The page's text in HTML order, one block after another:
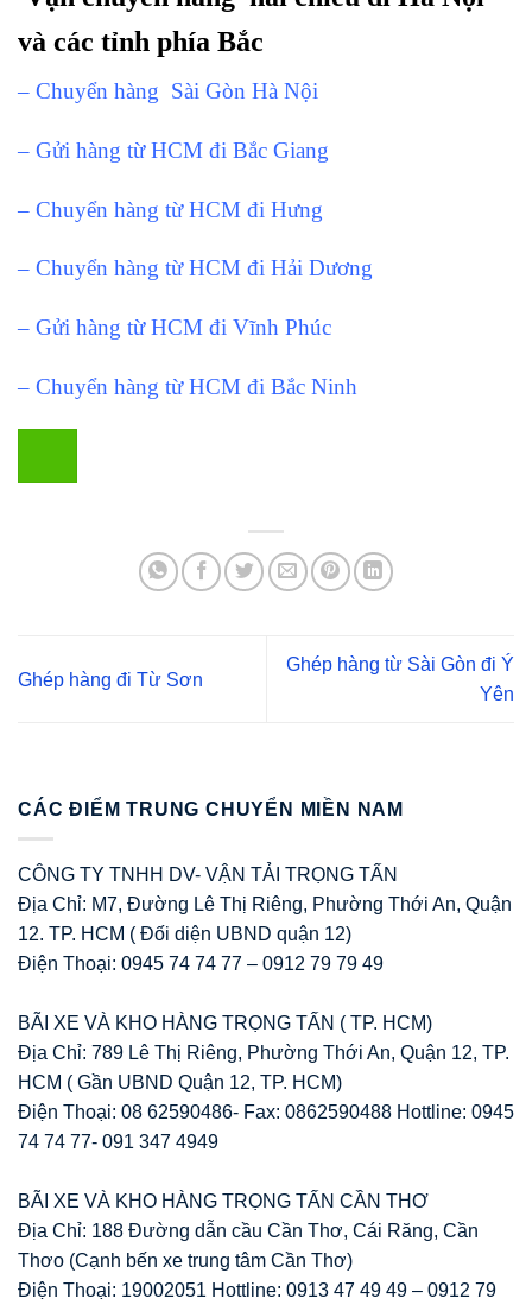
và các tỉnh phía Bắc
– Chuyển hàng Sài Gòn Hà Nội
– Gửi hàng từ HCM đi Bắc Giang
– Chuyển hàng từ HCM đi Hưng
– Chuyển hàng từ HCM đi Hải Dương
– Gửi hàng từ HCM đi Vĩnh Phúc
– Chuyển hàng từ HCM đi Bắc Ninh
Ghép hàng đi Từ Sơn
Ghép hàng từ Sài Gòn đi Ý
Yên
CÁC ĐIỂM TRUNG CHUYỂN MIỀN NAM
CÔNG TY TNHH DV- VẬN TẢI TRỌNG TẤN
Địa Chỉ: M7, Đường Lê Thị Riêng, Phường Thới An, Quận
12. TP. HCM ( Đối diện UBND quận 12)
Điện Thoại: 0945 74 74 77 – 0912 79 79 49
BÃI XE VÀ KHO HÀNG TRỌNG TẤN ( TP. HCM)
Địa Chỉ: 789 Lê Thị Riêng, Phường Thới An, Quận 12, TP.
HCM ( Gần UBND Quận 12, TP. HCM)
Điện Thoại: 08 62590486- Fax: 0862590488 Hottline: 0945
74 74 77- 091 347 4949
BÃI XE VÀ KHO HÀNG TRỌNG TẤN CẦN THƠ
Địa Chỉ: 188 Đường dẫn cầu Cần Thơ, Cái Răng, Cần
Thơo (Cạnh bến xe trung tâm Cần Thơ)
Điện Thoại: 19002051 Hottline: 0913 47 49 49 – 0912 79